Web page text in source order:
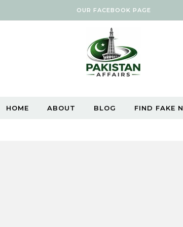
OUR FACEBOOK PAGE
HOME ABOUT BLOG FIND FAKE